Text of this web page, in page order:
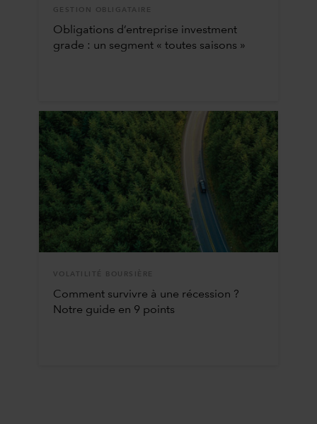
GESTION OBLIGATAIRE
Obligations d’entreprise investment
grade : un segment « toutes saisons »
VOLATILITÉ BOURSIÈRE
Comment survivre à une récession ?
Notre guide en 9 points